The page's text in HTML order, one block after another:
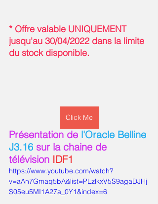
* Offre valable UNIQUEMENT
jusqu'au 30/04/2022 dans la limite
du stock disponible.
Click Me
Présentation de l'Oracle Belline
J3.16 sur la chaine de
télévision IDF1
https://www.youtube.com/watch?
v=aAn7Gmaq5bA&list=PLzlkxV5S9agaDJHj
S05eu5MI1A27a_0Y1&index=6